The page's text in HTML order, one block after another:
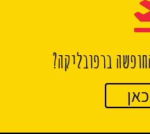
ברפובליקה?